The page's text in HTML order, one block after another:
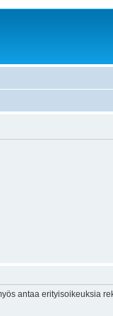
antaa erityisoikeuksia